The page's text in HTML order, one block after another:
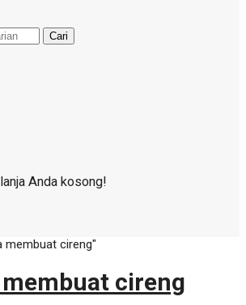
Cari
Anda kosong!
membuat cireng"
cireng